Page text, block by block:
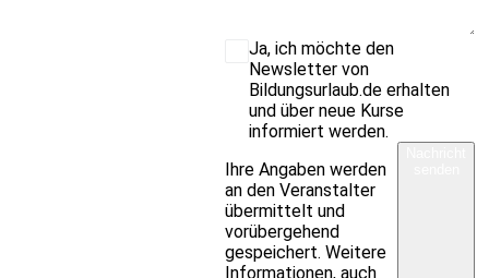
Ja, ich möchte den
Newsletter von
Bildungsurlaub.de erhalten
und über neue Kurse
informiert werden.
Ihre Angaben werden
an den Veranstalter
übermittelt und
vorübergehend
gespeichert. Weitere
Informationen, auch